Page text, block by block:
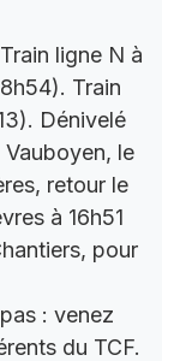
ligne N à
Train
Dénivelé
le
retour le
à 16h51
pour
: venez
du TCF.